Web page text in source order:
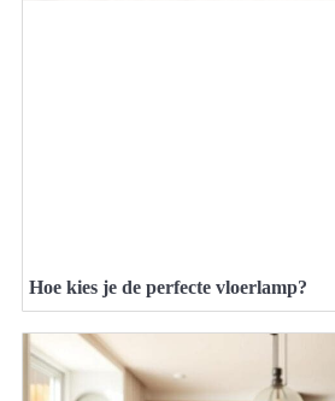
Hoe kies je de perfecte vloerlamp?